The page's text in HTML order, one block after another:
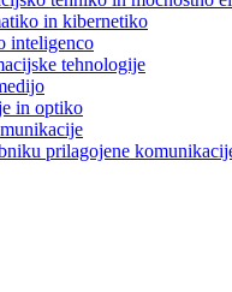
in kibernetiko
inteligenco
tehnologije
in optiko
prilagojene